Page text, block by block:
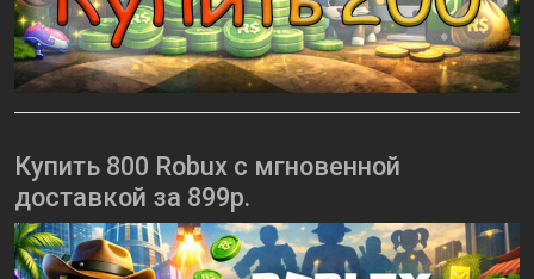
Купить 800 Robux с мгновенной
доставкой за 899р.